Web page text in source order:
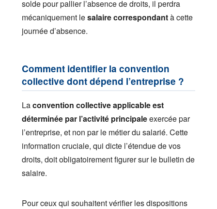
solde pour pallier l’absence de droits, il perdra
mécaniquement lesalaire correspondantà cette
journée d’absence.
Comment identifier la convention
collective dont dépend l’entreprise ?
Laconvention collective applicable est
déterminée par l’activité principaleexercée par
l’entreprise, et non par le métier du salarié. Cette
information cruciale, qui dicte l’étendue de vos
droits, doit obligatoirement figurer sur le bulletin de
salaire.
Pour ceux qui souhaitent vérifier les dispositions